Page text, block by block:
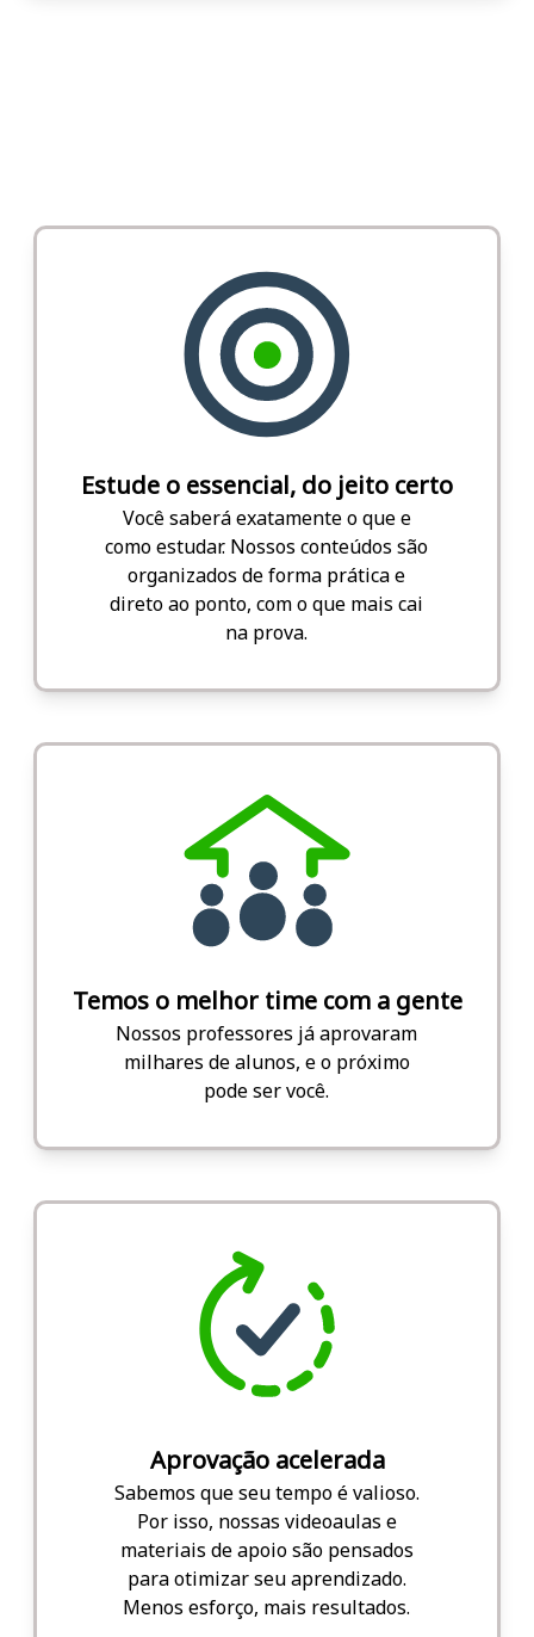
Estude o essencial, do jeito certo
Você saberá exatamente o que e
como estudar. Nossos conteúdos são
organizados de forma prática e
direto ao ponto, com o que mais cai
na prova.
Temos o melhor time com a gente
Nossos professores já aprovaram
milhares de alunos, e o próximo
pode ser você.
Aprovação acelerada
Sabemos que seu tempo é valioso.
Por isso, nossas videoaulas e
materiais de apoio são pensados
para otimizar seu aprendizado.
Menos esforço, mais resultados.